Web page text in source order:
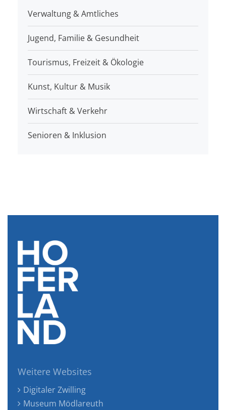
Verwaltung & Amtliches
Jugend, Familie & Gesundheit
Tourismus, Freizeit & Ökologie
Kunst, Kultur & Musik
Wirtschaft & Verkehr
Senioren & Inklusion
Weitere Websites
Digitaler Zwilling
Museum Mödlareuth